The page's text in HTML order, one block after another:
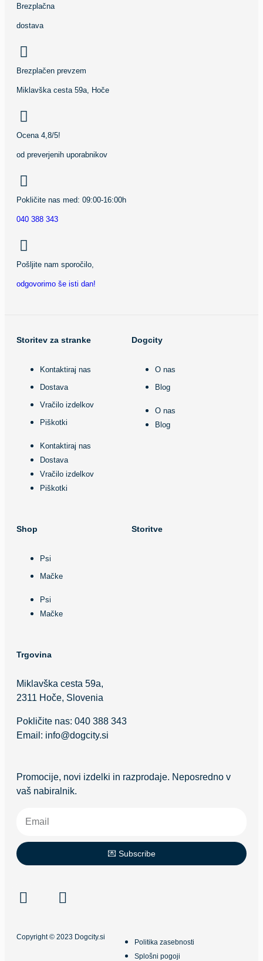
Brezplačna
dostava
Brezplačen prevzem
Miklavška cesta 59a, Hoče
Ocena 4,8/5!
od preverjenih uporabnikov
Pokličite nas med: 09:00-16:00h
040 388 343
Pošljite nam sporočilo,
odgovorimo še isti dan!
Storitev za stranke
Kontaktiraj nas
Dostava
Vračilo izdelkov
Piškotki
Kontaktiraj nas
Dostava
Vračilo izdelkov
Piškotki
Dogcity
O nas
Blog
O nas
Blog
Shop
Psi
Mačke
Psi
Mačke
Storitve
Trgovina
Miklavška cesta 59a,
2311 Hoče, Slovenia
Pokličite nas: 040 388 343
Email: info@dogcity.si
Copyright © 2023 Dogcity.si
Politika zasebnosti
Splošni pogoji
Promocije, novi izdelki in razprodaje. Neposredno v
vaš nabiralnik.
💌 Subscribe